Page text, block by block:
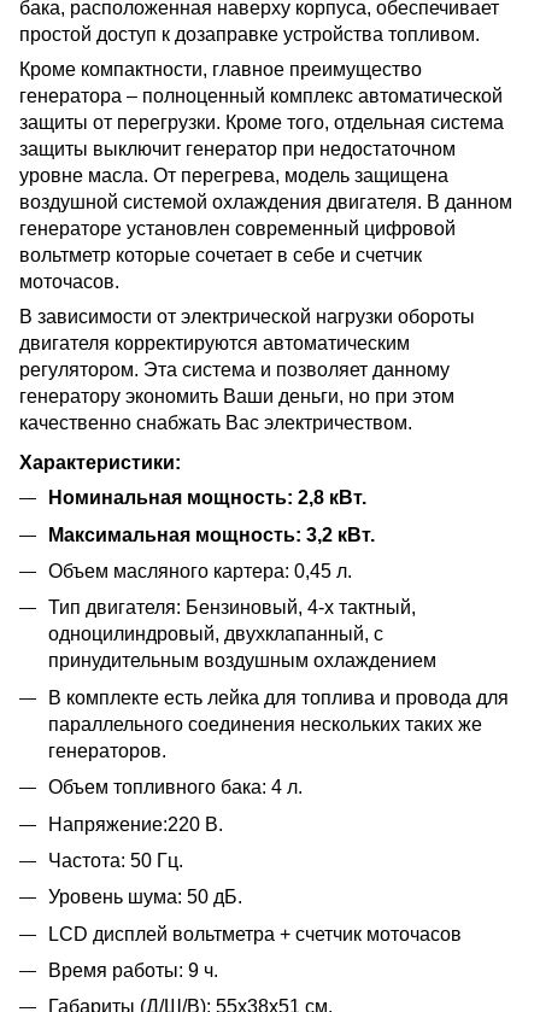
бака, расположенная наверху корпуса, обеспечивает
простой доступ к дозаправке устройства топливом.
Кроме компактности, главное преимущество
генератора – полноценный комплекс автоматической
защиты от перегрузки. Кроме того, отдельная система
защиты выключит генератор при недостаточном
уровне масла. От перегрева, модель защищена
воздушной системой охлаждения двигателя. В данном
генераторе установлен современный цифровой
вольтметр которые сочетает в себе и счетчик
моточасов.
В зависимости от электрической нагрузки обороты
двигателя корректируются автоматическим
регулятором. Эта система и позволяет данному
генератору экономить Ваши деньги, но при этом
качественно снабжать Вас электричеством.
Характеристики:
Номинальная мощность: 2,8 кВт.
Максимальная мощность: 3,2 кВт.
Объем масляного картера: 0,45 л.
Тип двигателя: Бензиновый, 4-х тактный,
одноцилиндровый, двухклапанный, с
принудительным воздушным охлаждением
В комплекте есть лейка для топлива и провода для
параллельного соединения нескольких таких же
генераторов.
Объем топливного бака: 4 л.
Напряжение:220 В.
Частота: 50 Гц.
Уровень шума: 50 дБ.
LCD дисплей вольтметра + счетчик моточасов
Время работы: 9 ч.
Габариты (Д/Ш/В): 55х38х51 см.